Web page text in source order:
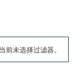
当前未选择过滤器。